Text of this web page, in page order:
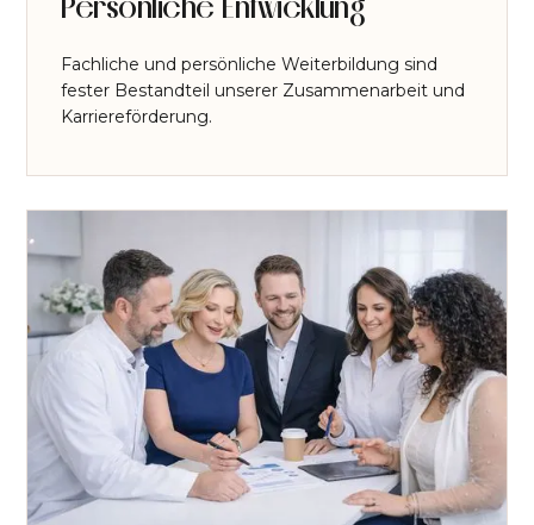
Fachliche und persönliche Weiterbildung sind
fester Bestandteil unserer Zusammenarbeit und
Karriereförderung.